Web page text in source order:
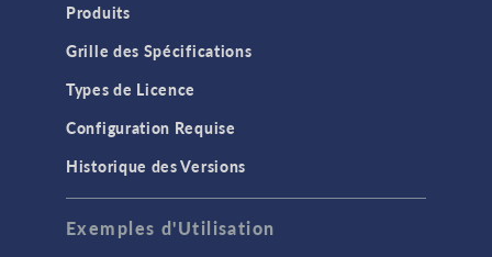
Produits
Grille des Spécifications
Types de Licence
Configuration Requise
Historique des Versions
Exemples d'Utilisation